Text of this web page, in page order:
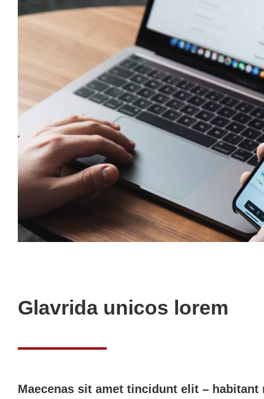
Glavrida unicos lorem
Maecenas sit amet tincidunt elit –